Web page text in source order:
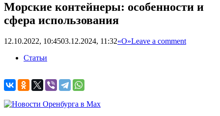
Морские контейнеры: особенности и
сфера использования
12.10.2022, 10:4503.12.2024, 11:32«О»Leave a comment
Статьи